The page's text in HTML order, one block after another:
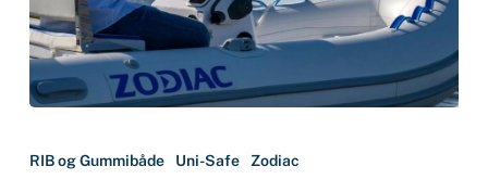
RIB og Gummibåde Uni-Safe Zodiac